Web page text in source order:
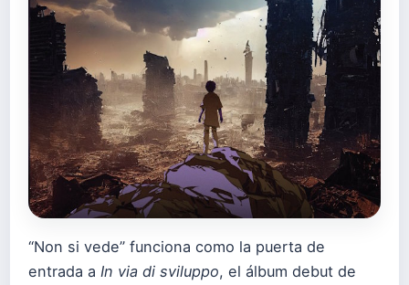
“Non si vede” funciona como la puerta de
entrada a In via di sviluppo, el álbum debut de